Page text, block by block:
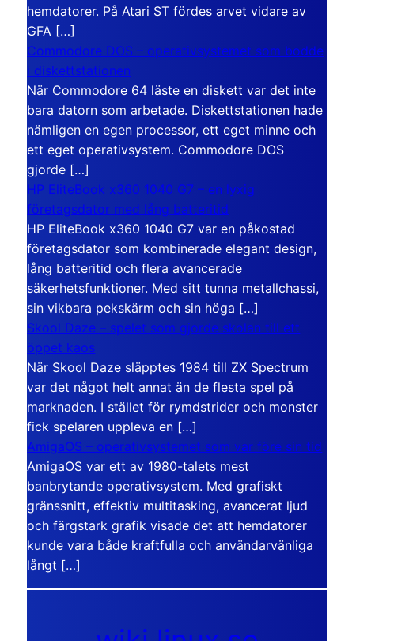
hemdatorer. På Atari ST fördes arvet vidare av
GFA […]
Commodore DOS – operativsystemet som bodde
i diskettstationen
När Commodore 64 läste en diskett var det inte
bara datorn som arbetade. Diskettstationen hade
nämligen en egen processor, ett eget minne och
ett eget operativsystem. Commodore DOS
gjorde […]
HP EliteBook x360 1040 G7 – en lyxig
företagsdator med lång batteritid
HP EliteBook x360 1040 G7 var en påkostad
företagsdator som kombinerade elegant design,
lång batteritid och flera avancerade
säkerhetsfunktioner. Med sitt tunna metallchassi,
sin vikbara pekskärm och sin höga […]
Skool Daze – spelet som gjorde skolan till ett
öppet kaos
När Skool Daze släpptes 1984 till ZX Spectrum
var det något helt annat än de flesta spel på
marknaden. I stället för rymdstrider och monster
fick spelaren uppleva en […]
AmigaOS – operativsystemet som var före sin tid
AmigaOS var ett av 1980-talets mest
banbrytande operativsystem. Med grafiskt
gränssnitt, effektiv multitasking, avancerat ljud
och färgstark grafik visade det att hemdatorer
kunde vara både kraftfulla och användarvänliga
långt […]